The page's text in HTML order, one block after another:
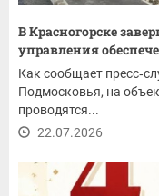
В Красногорске
управления
Как сообщает
Подмосковья, на
проводятся...
22.07.2026